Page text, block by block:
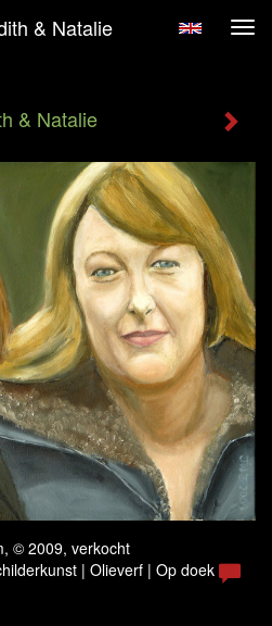
& Natalie
& Natalie
© 2009, verkocht
| Olieverf | Op doek